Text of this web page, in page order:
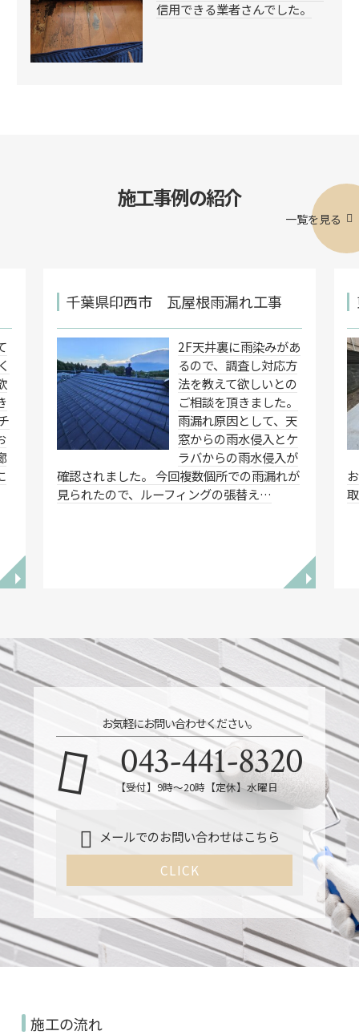
信用できる業者さんでした。
施工事例の紹介
一覧を見る
◥
千葉県印西市 瓦屋根雨漏れ工事
2F天井裏に雨染みがあ
るので、調査し対応方
法を教えて欲しいとの
ご相談を頂きました。
雨漏れ原因として、天
窓からの雨水侵入とケ
ラバからの雨水侵入が
確認されました。 今回複数個所での雨漏れが
見られたので、ルーフィングの張替え…
◥
お気軽にお問い合わせください。
043-441-8320
【受付】9時～20時【定休】水曜日
メールでのお問い合わせはこちら
CLICK
施工の流れ